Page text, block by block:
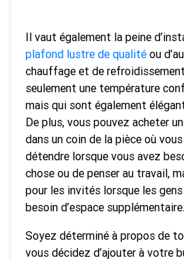
Il vaut également la peine
plafond lustre de qualité ou
chauffage et de
seulement une température
mais qui sont également
De plus, vous pouvez acheter
dans un coin de la pièce où
détendre lorsque vous avez
chose ou de penser au travail,
pour les invités lorsque les
besoin d’espace supplémentaire.
Soyez déterminé à propos de
vous décidez d’ajouter à votre